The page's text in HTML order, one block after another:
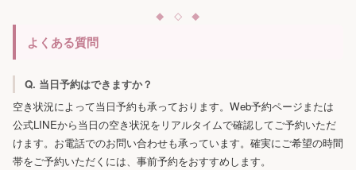
よくある質問
Q. 当日予約はできますか？
空き状況によって当日予約も承っております。Web予約ページまたは
公式LINEから当日の空き状況をリアルタイムで確認してご予約いただ
けます。お電話でのお問い合わせも承っています。確実にご希望の時間
帯をご予約いただくには、事前予約をおすすめします。